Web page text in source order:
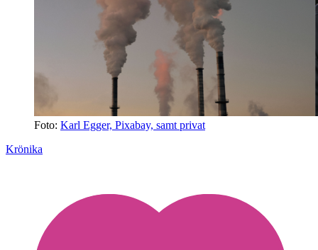
Foto: Karl Egger, Pixabay, samt privat
Krönika